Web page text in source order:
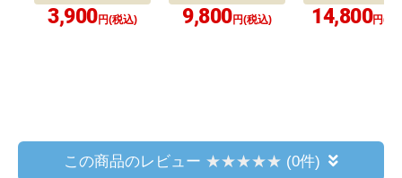
3,900円(税込) 9,800円(税込) 14,800円(税
この商品のレビュー (0件)